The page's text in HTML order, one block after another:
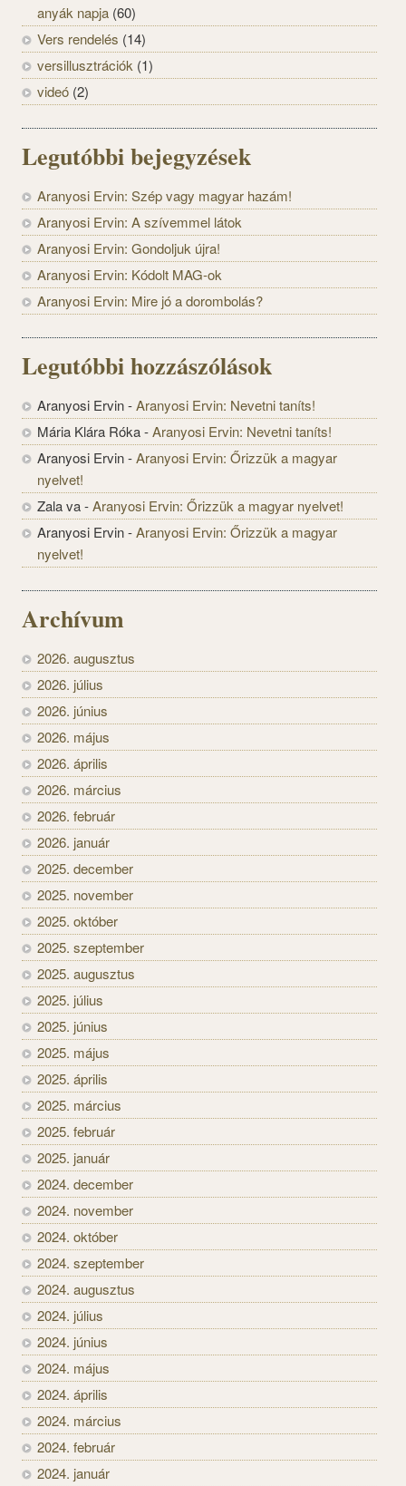
anyák napja (60)
Vers rendelés (14)
versillusztrációk (1)
videó (2)
Legutóbbi bejegyzések
Aranyosi Ervin: Szép vagy magyar hazám!
Aranyosi Ervin: A szívemmel látok
Aranyosi Ervin: Gondoljuk újra!
Aranyosi Ervin: Kódolt MAG-ok
Aranyosi Ervin: Mire jó a dorombolás?
Legutóbbi hozzászólások
Aranyosi Ervin-Aranyosi Ervin: Nevetni taníts!
Mária Klára Róka-Aranyosi Ervin: Nevetni taníts!
Aranyosi Ervin-Aranyosi Ervin: Őrizzük a magyar
nyelvet!
Zala va-Aranyosi Ervin: Őrizzük a magyar nyelvet!
Aranyosi Ervin-Aranyosi Ervin: Őrizzük a magyar
nyelvet!
Archívum
2026. augusztus
2026. július
2026. június
2026. május
2026. április
2026. március
2026. február
2026. január
2025. december
2025. november
2025. október
2025. szeptember
2025. augusztus
2025. július
2025. június
2025. május
2025. április
2025. március
2025. február
2025. január
2024. december
2024. november
2024. október
2024. szeptember
2024. augusztus
2024. július
2024. június
2024. május
2024. április
2024. március
2024. február
2024. január